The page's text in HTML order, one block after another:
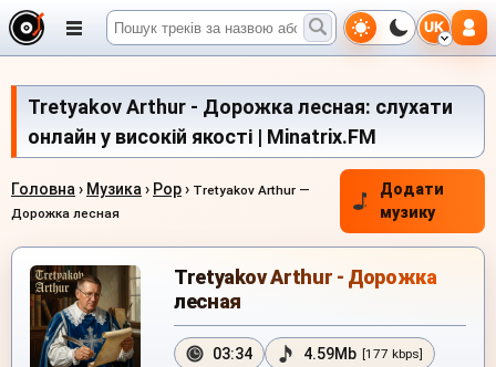
UK
Tretyakov Arthur - Дорожка лесная: слухати
онлайн у високій якості | Minatrix.FM
Головна › Музика › Pop› Tretyakov Arthur —
Дорожка лесная
Додати
музику
Tretyakov Arthur - Дорожка
лесная
03:34 4.59Mb [177 kbps]